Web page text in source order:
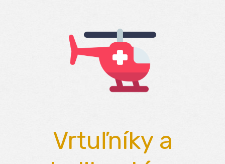
Vrtuľníky a